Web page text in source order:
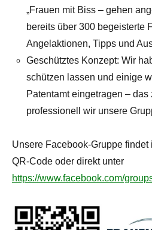
„Frauen mit Biss – gehen
bereits über 300 begeisterte
Angelaktionen, Tipps und
Geschütztes Konzept: Wir
schützen lassen und einige
Patentamt eingetragen – das
professionell wir unsere
Unsere Facebook-Gruppe
QR-Code oder direkt unter
https://www.facebook.com/